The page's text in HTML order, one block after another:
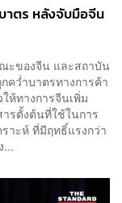
าตร หลังจับมือจีน
ะของจีน และสถาบัน
คว่ำบาตรทางการค้า
ห้ทางการจีนเพิ่ม
รตั้งต้นที่ใช้ในการ
าะห์ ที่มีฤทธิ์แรงกว่า
...